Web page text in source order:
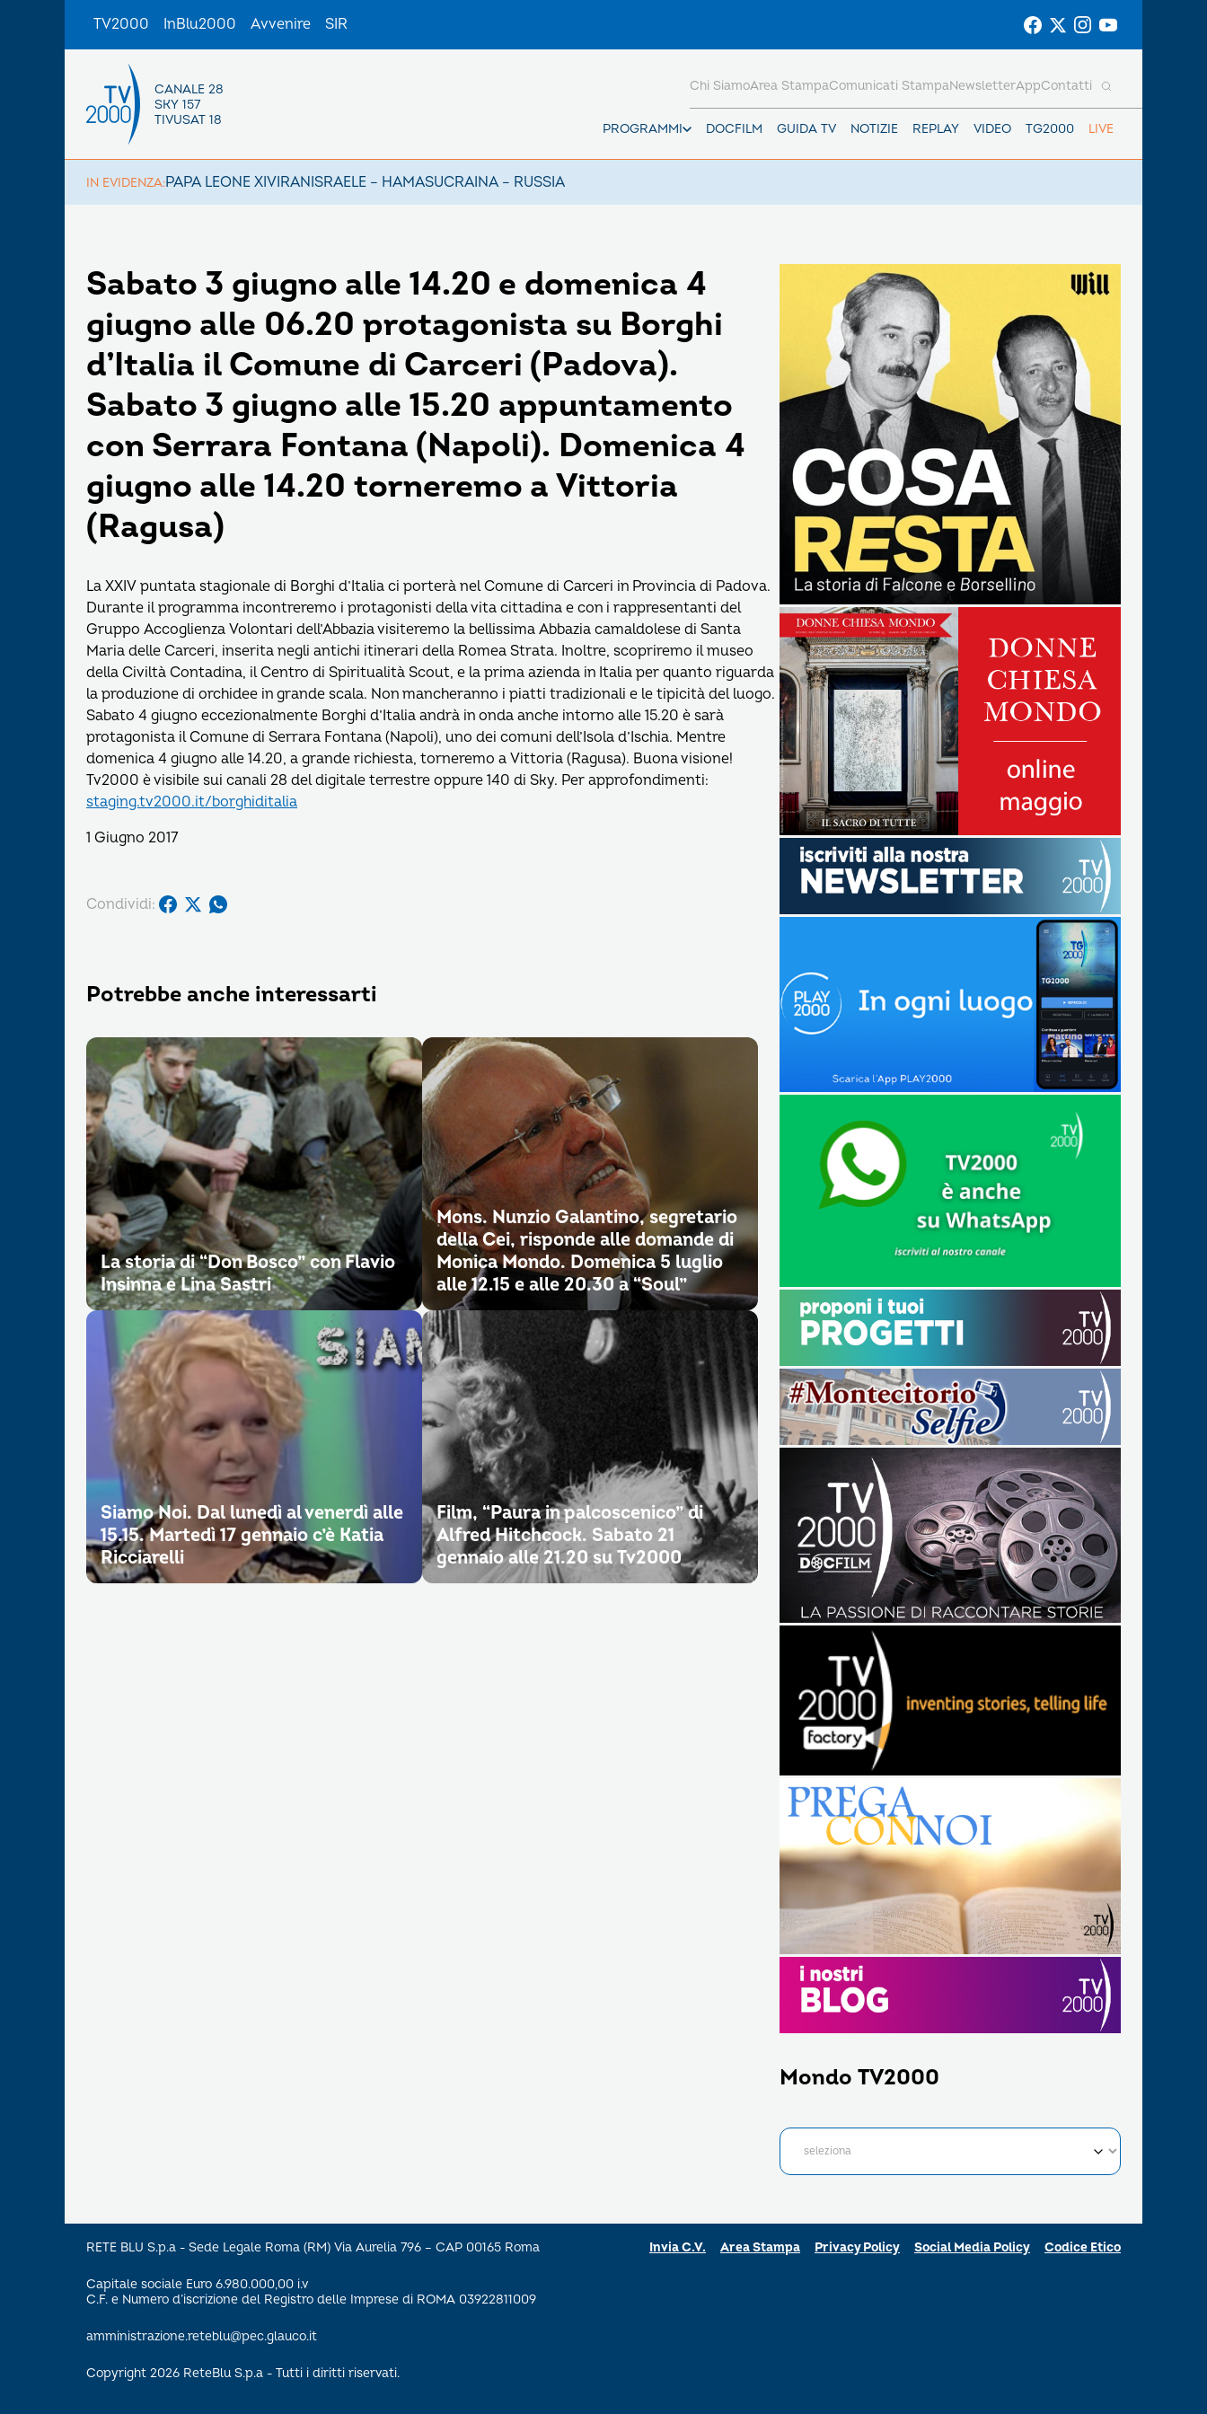
TV2000 InBlu2000 Avvenire SIR
CANALE 28
SKY 157
TIVUSAT 18
PROGRAMMI DOCFILM GUIDA TV NOTIZIE REPLAY VIDEO TG2000 LIVE
Chi SiamoArea StampaComunicati StampaNewsletterAppContatti
IN EVIDENZA:PAPA LEONE XIVIRANISRAELE – HAMASUCRAINA – RUSSIA
Sabato 3 giugno alle 14.20 e domenica 4
giugno alle 06.20 protagonista su Borghi
d’Italia il Comune di Carceri (Padova).
Sabato 3 giugno alle 15.20 appuntamento
con Serrara Fontana (Napoli). Domenica 4
giugno alle 14.20 torneremo a Vittoria
(Ragusa)
La XXIV puntata stagionale di Borghi d’Italia ci porterà nel Comune di Carceri in Provincia di Padova.
Durante il programma incontreremo i protagonisti della vita cittadina e con i rappresentanti del
Gruppo Accoglienza Volontari dell’Abbazia visiteremo la bellissima Abbazia camaldolese di Santa
Maria delle Carceri, inserita negli antichi itinerari della Romea Strata. Inoltre, scopriremo il museo
della Civiltà Contadina, il Centro di Spiritualità Scout, e la prima azienda in Italia per quanto riguarda
la produzione di orchidee in grande scala. Non mancheranno i piatti tradizionali e le tipicità del luogo.
Sabato 4 giugno eccezionalmente Borghi d’Italia andrà in onda anche intorno alle 15.20 è sarà
protagonista il Comune di Serrara Fontana (Napoli), uno dei comuni dell’Isola d’Ischia. Mentre
domenica 4 giugno alle 14.20, a grande richiesta, torneremo a Vittoria (Ragusa). Buona visione!
Tv2000 è visibile sui canali 28 del digitale terrestre oppure 140 di Sky. Per approfondimenti:
staging.tv2000.it/borghiditalia
1 Giugno 2017
Condividi:
Potrebbe anche interessarti
La storia di “Don Bosco” con Flavio
Insinna e Lina Sastri
Mons. Nunzio Galantino, segretario
della Cei, risponde alle domande di
Monica Mondo. Domenica 5 luglio
alle 12.15 e alle 20.30 a “Soul”
Siamo Noi. Dal lunedì al venerdì alle
15.15. Martedì 17 gennaio c’è Katia
Ricciarelli
Film, “Paura in palcoscenico” di
Alfred Hitchcock. Sabato 21
gennaio alle 21.20 su Tv2000
Mondo TV2000
RETE BLU S.p.a - Sede Legale Roma (RM) Via Aurelia 796 – CAP 00165 Roma
Capitale sociale Euro 6.980.000,00 i.v
C.F. e Numero d’iscrizione del Registro delle Imprese di ROMA 03922811009
amministrazione.reteblu@pec.glauco.it
Copyright 2026 ReteBlu S.p.a - Tutti i diritti riservati.
Invia C.V. Area Stampa Privacy Policy Social Media Policy Codice Etico